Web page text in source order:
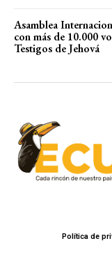
Asamblea
con más de 10.000
Testigos de Jehová
Política de